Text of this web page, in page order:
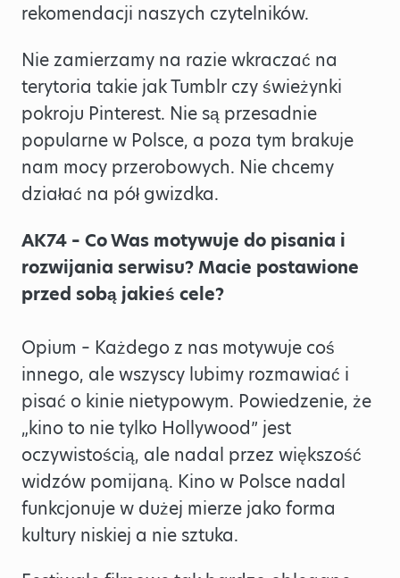
rekomendacji naszych czytelników.
Nie zamierzamy na razie wkraczać na
terytoria takie jak Tumblr czy świeżynki
pokroju Pinterest. Nie są przesadnie
popularne w Polsce, a poza tym brakuje
nam mocy przerobowych. Nie chcemy
działać na pół gwizdka.
AK74 – Co Was motywuje do pisania i
rozwijania serwisu? Macie postawione
przed sobą jakieś cele?
Opium – Każdego z nas motywuje coś
innego, ale wszyscy lubimy rozmawiać i
pisać o kinie nietypowym. Powiedzenie, że
„kino to nie tylko Hollywood” jest
oczywistością, ale nadal przez większość
widzów pomijaną. Kino w Polsce nadal
funkcjonuje w dużej mierze jako forma
kultury niskiej a nie sztuka.